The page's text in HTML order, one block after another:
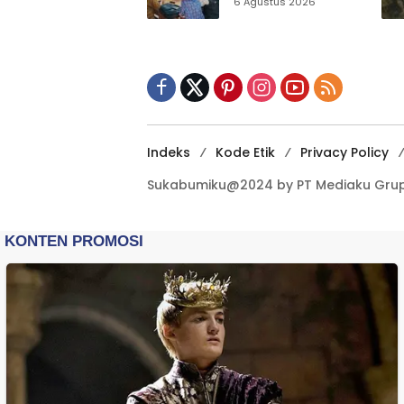
Indeks Kode Etik Privacy Policy
Sukabumiku@2024 by PT Mediaku